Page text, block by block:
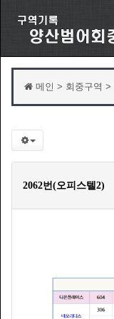
메인 > 회중구역 >
2062번(오피스텔2)